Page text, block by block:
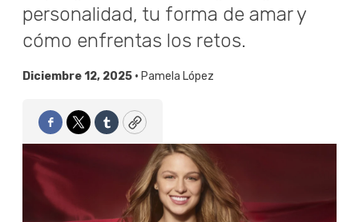
personalidad, tu forma de amar y
cómo enfrentas los retos.
Diciembre 12, 2025 • Pamela López
Facebook
TwitterTumblrCopy